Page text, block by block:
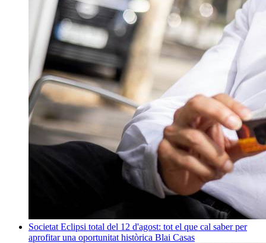
Societat Eclipsi total del 12 d'agost: tot el que cal saber per
aprofitar una oportunitat històrica Blai Casas